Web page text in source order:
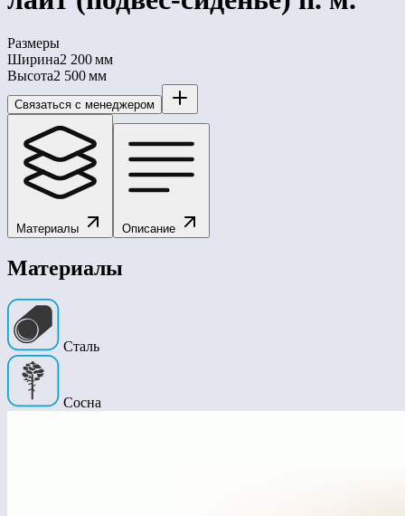
Размеры
Ширина2 200 мм
Высота2 500 мм
Связаться с менеджером
Материалы Описание
Материалы
Сталь
Сосна